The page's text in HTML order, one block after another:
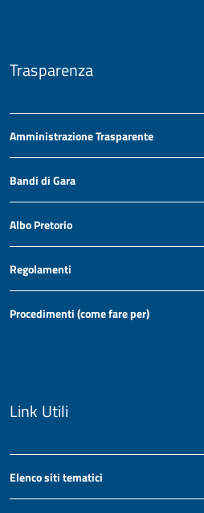
Trasparenza
Amministrazione Trasparente
Bandi di Gara
Albo Pretorio
Regolamenti
Procedimenti (come fare per)
Link Utili
Elenco siti tematici